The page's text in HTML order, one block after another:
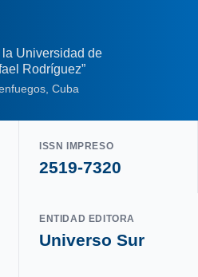
Universidad de
Rodríguez”
Cuba
ISSN IMPRESO
2519-7320
ENTIDAD EDITORA
Universo Sur